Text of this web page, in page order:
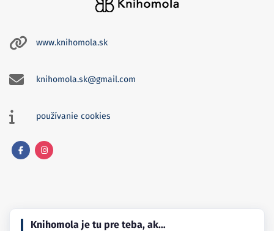
www.knihomola.sk
knihomola.sk@gmail.com
používanie cookies
Knihomola je tu pre teba, ak…